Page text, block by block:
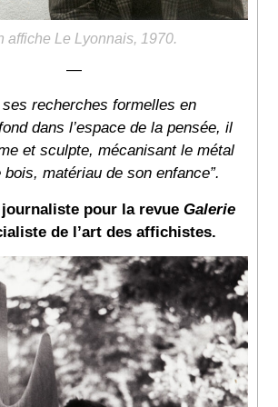
affiche Le Lyonnais, 1970.
—
recherches formelles en
dans l’espace de la pensée, il
et sculpte, mécanisant le métal
matériau de son enfance”.
journaliste pour la revueGalerie
de l’art des affichistes.